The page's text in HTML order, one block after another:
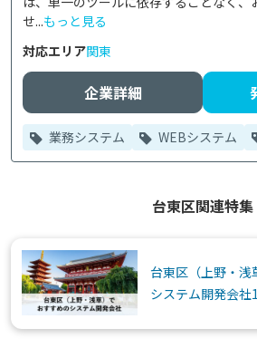
せ...もっと見る
対応エリア関東
企業詳細
業務システム WEBシステム
台東区関連特集
台東区（上野・浅
システム開発会社